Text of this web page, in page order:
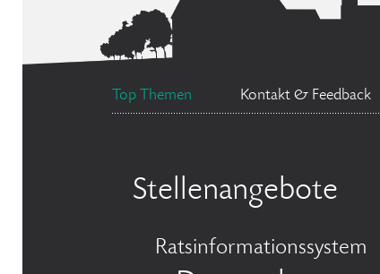
Top Themen Kontakt & Feedback
Stellenangebote
Ratsinformationssystem